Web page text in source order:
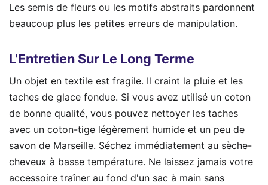
Les semis de fleurs ou les motifs abstraits pardonnent
beaucoup plus les petites erreurs de manipulation.
L'Entretien Sur Le Long Terme
Un objet en textile est fragile. Il craint la pluie et les
taches de glace fondue. Si vous avez utilisé un coton
de bonne qualité, vous pouvez nettoyer les taches
avec un coton-tige légèrement humide et un peu de
savon de Marseille. Séchez immédiatement au sèche-
cheveux à basse température. Ne laissez jamais votre
accessoire traîner au fond d'un sac à main sans